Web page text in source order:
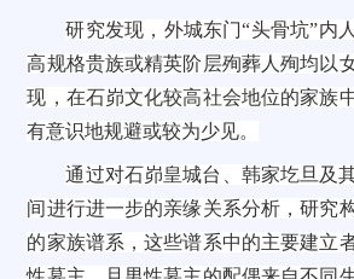
研究发现，外城东门“头骨坑”内
高规格贵族或精英阶层殉葬人殉均以
现，在石峁文化较高社会地位的家族
有意识地规避或较为少见。
通过对石峁皇城台、韩家圪旦及
间进行进一步的亲缘关系分析，研究
的家族谱系，这些谱系中的主要建立